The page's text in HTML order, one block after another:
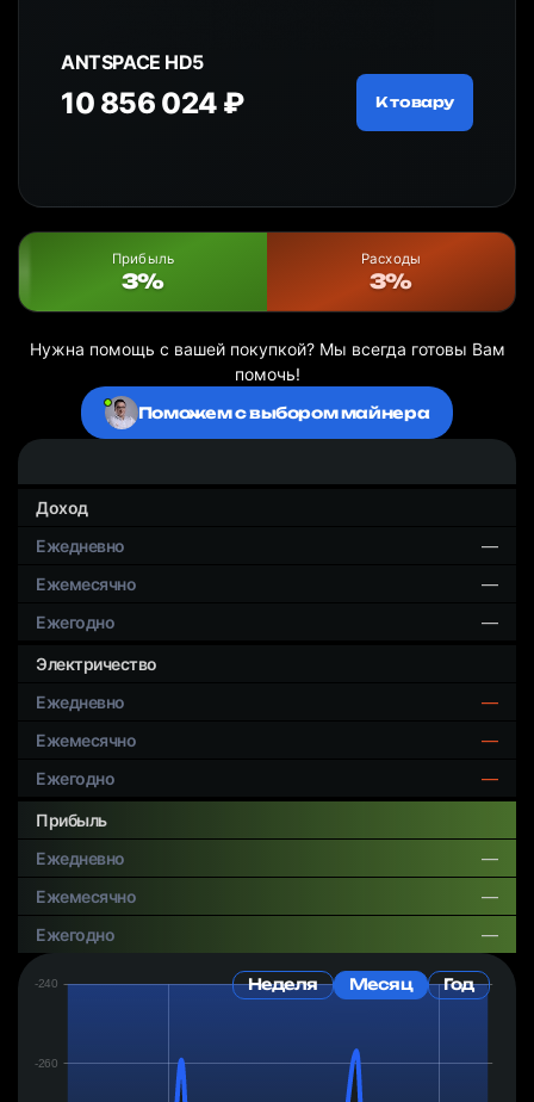
ANTSPACE HD5
10 856 024 ₽ К товару
Прибыль
3%
Расходы
3%
Нужна помощь с вашей покупкой? Мы всегда готовы Вам
помочь!
Поможем с выбором майнера
Доход
—
—
—
Электричество
—
—
—
Прибыль
—
—
—
₽
Неделя Месяц Год